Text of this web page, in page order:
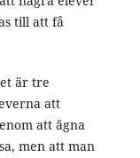
till att få
är tre
att
att ägna
men att man